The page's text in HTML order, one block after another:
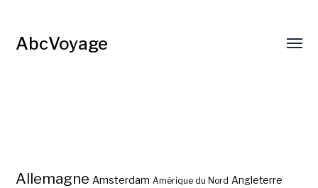
AbcVoyage
Allemagne Amsterdam Amérique du Nord Angleterre